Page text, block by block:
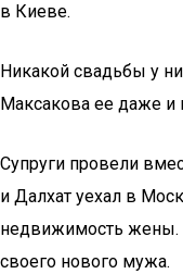
в Киеве.
Никакой свадьбы у
Максакова ее даже и
Супруги провели
и Далхат уехал в
недвижимость жены.
своего нового мужа.